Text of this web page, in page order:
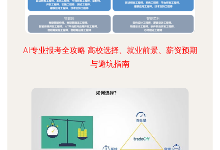
AI专业报考全攻略 高校选择、就业前景、薪资预期
与避坑指南